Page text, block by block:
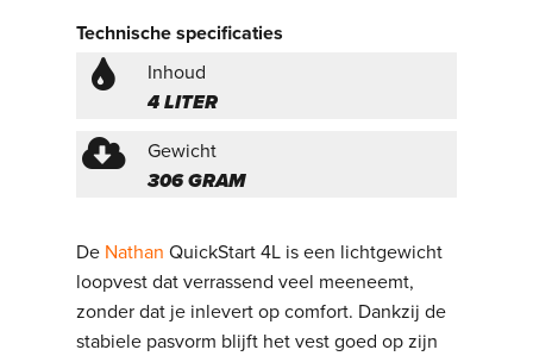
Technische specificaties
Inhoud
4 LITER
Gewicht
306 GRAM
De Nathan QuickStart 4L is een lichtgewicht
loopvest dat verrassend veel meeneemt,
zonder dat je inlevert op comfort. Dankzij de
stabiele pasvorm blijft het vest goed op zijn